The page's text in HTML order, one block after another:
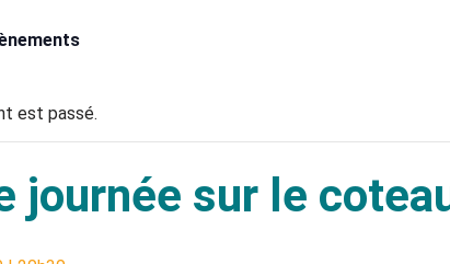
est passé.
journée sur le